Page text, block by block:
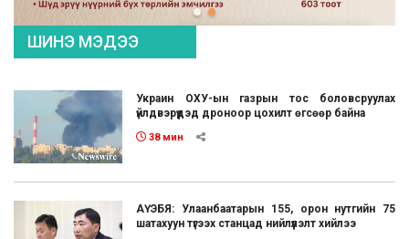
ШИНЭ МЭДЭЭ
Украин ОХУ-ын газрын тос боловсруулах
үйлдвэрүүдэд дроноор цохилт өгсөөр байна
38 мин
АҮЭБЯ: Улаанбаатарын 155, орон нутгийн 75
шатахуун түгээх станцад нийлүүлэлт хийлээ